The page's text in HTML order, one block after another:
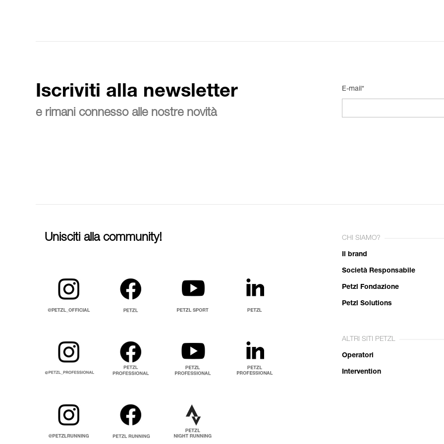
Iscriviti alla newsletter
e rimani connesso alle nostre novità
E-mail*
Unisciti alla community! CHI SIAMO?
Il brand
Società Responsabile
Petzl Fondazione
Petzl Solutions
ALTRI SITI PETZL
Operatori
Intervention